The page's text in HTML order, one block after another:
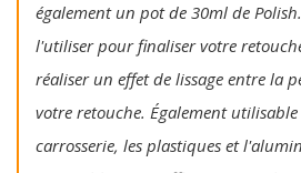
également un pot de 30ml de
l'utiliser pour finaliser votre
réaliser un effet de lissage entre la
votre retouche. Également
carrosserie, les plastiques et